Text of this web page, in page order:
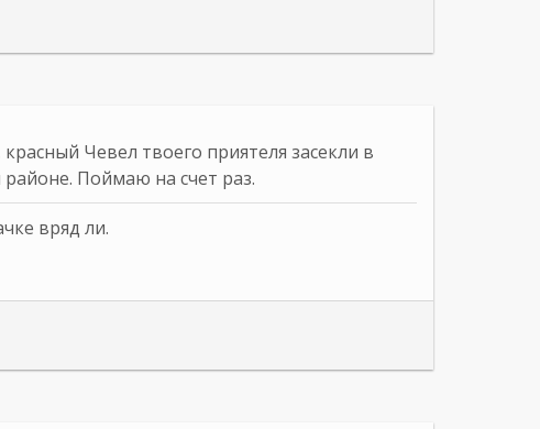
Чевел твоего приятеля засекли в
Поймаю на счет раз.
вряд ли.